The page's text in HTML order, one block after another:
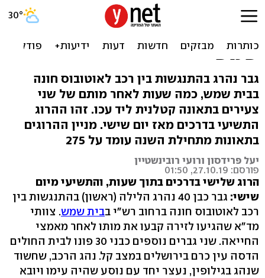
לאחר סוף שבוע מדמם
בכבישים: הרוג בתאונה בבית
שמש
גבר נהרג בהתנגשות בין רכב לאוטובוס חונה
בבית שמש, כמה שעות לאחר מותם של שני
צעירים בתאונה קטלנית ליד עכו. זהו ההרוג
התשיעי בדרכים מאז יום שישי. מניין ההרוגים
בתאונות מתחילת השנה עומד על 275
יעל פרידסון ורועי רובינשטיין
פורסם: 27.10.19, 01:50
הרוג שלישי בדרכים בתוך שעות, והתשיעי מיום
שישי:
גבר כבן 40 נהרג הלילה (ראשון) בהתנגשות בין
רכב לאוטובוס חונה ברחוב רש"י בבית שמש. צוותי
מד"א שהגיעו לזירה קבעו את מותו לאחר מאמצי
החייאה. שני גברים נוספים כבני 30 פונו לבית החולים
הדסה עין כרם בירושלים במצב קל. נהג הרכב, שחשוד
שנהג בגילופין, נעצר יחד עם נוסע שהיה עימו ויובא